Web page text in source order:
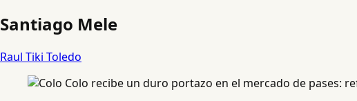
Santiago Mele
Raul Tiki Toledo